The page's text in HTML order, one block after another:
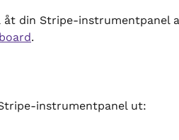
åt din Stripe-instrumentpanel
.
instrumentpanel ut: